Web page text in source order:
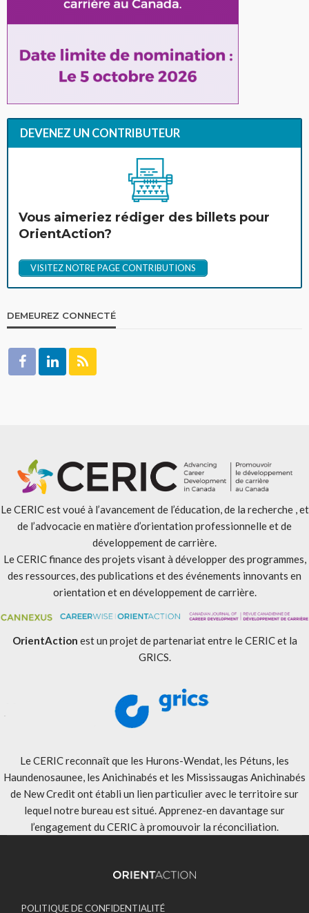
DEVENEZ UN CONTRIBUTEUR
Vous aimeriez rédiger des billets pour
OrientAction?
VISITEZ NOTRE PAGE CONTRIBUTIONS
DEMEUREZ CONNECTÉ
Le CERIC est voué à l’avancement de l’éducation, de la recherche , et
de l’advocacie en matière d’orientation professionnelle et de
développement de carrière.
Le CERIC finance des projets visant à développer des programmes,
des ressources, des publications et des événements innovants en
orientation et en développement de carrière.
OrientAction est un projet de partenariat entre le CERIC et la
GRICS.
Le CERIC reconnaît que les Hurons-Wendat, les Pétuns, les
Haundenosaunee, les Anichinabés et les Mississaugas Anichinabés
de New Credit ont établi un lien particulier avec le territoire sur
lequel notre bureau est situé. Apprenez-en davantage sur
l’engagement du CERIC à promouvoir la réconciliation.
POLITIQUE DE CONFIDENTIALITÉ